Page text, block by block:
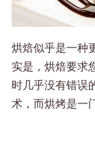
烘焙似乎是一种
实是，烘焙要求
时几乎没有错误
术，而烘烤是一